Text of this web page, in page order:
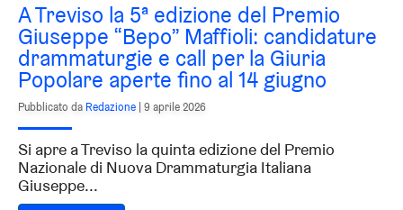
A Treviso la 5ª edizione del Premio
Giuseppe “Bepo” Maffioli: candidature
drammaturgie e call per la Giuria
Popolare aperte fino al 14 giugno
Pubblicato da Redazione 9 aprile 2026
Si apre a Treviso la quinta edizione del Premio
Nazionale di Nuova Drammaturgia Italiana
Giuseppe...